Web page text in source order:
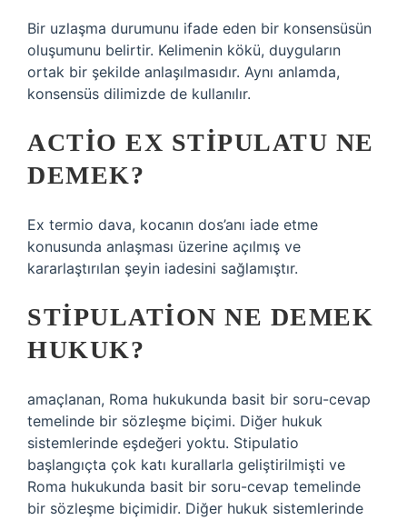
Bir uzlaşma durumunu ifade eden bir konsensüsün
oluşumunu belirtir. Kelimenin kökü, duyguların
ortak bir şekilde anlaşılmasıdır. Aynı anlamda,
konsensüs dilimizde de kullanılır.
ACTIO EX STIPULATU NE
DEMEK?
Ex termio dava, kocanın dos’anı iade etme
konusunda anlaşması üzerine açılmış ve
kararlaştırılan şeyin iadesini sağlamıştır.
STIPULATION NE DEMEK
HUKUK?
amaçlanan, Roma hukukunda basit bir soru-cevap
temelinde bir sözleşme biçimi. Diğer hukuk
sistemlerinde eşdeğeri yoktu. Stipulatio
başlangıçta çok katı kurallarla geliştirilmişti ve
Roma hukukunda basit bir soru-cevap temelinde
bir sözleşme biçimidir. Diğer hukuk sistemlerinde